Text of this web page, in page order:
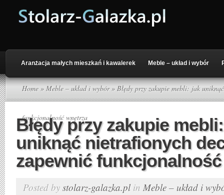
Aranżacja małych mieszkań i kawalerek Meble – układ i wybór
Home » Meble – układ i wybór» Błędy przy zakupie mebli: jak
funkcjonalność wnętrza
Błędy przy zakupie
uniknąć nietrafionych
zapewnić
Posted by stolarz-galazka.plin Meble – układ i